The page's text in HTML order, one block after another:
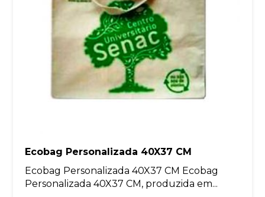
Ecobag Personalizada 40X37 CM
Ecobag Personalizada 40X37 CM Ecobag
Personalizada 40X37 CM, produzida em...